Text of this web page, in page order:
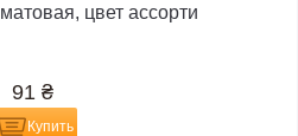
матовая, цвет ассорти
91 ₴
Купить